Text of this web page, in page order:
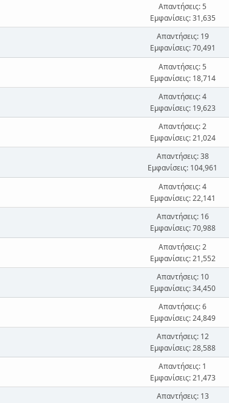
Απαντήσεις: 5
Εμφανίσεις: 31,635
Απαντήσεις: 19
Εμφανίσεις: 70,491
Απαντήσεις: 5
Εμφανίσεις: 18,714
Απαντήσεις: 4
Εμφανίσεις: 19,623
Απαντήσεις: 2
Εμφανίσεις: 21,024
Απαντήσεις: 38
Εμφανίσεις: 104,961
Απαντήσεις: 4
Εμφανίσεις: 22,141
Απαντήσεις: 16
Εμφανίσεις: 70,988
Απαντήσεις: 2
Εμφανίσεις: 21,552
Απαντήσεις: 10
Εμφανίσεις: 34,450
Απαντήσεις: 6
Εμφανίσεις: 24,849
Απαντήσεις: 12
Εμφανίσεις: 28,588
Απαντήσεις: 1
Εμφανίσεις: 21,473
Απαντήσεις: 13